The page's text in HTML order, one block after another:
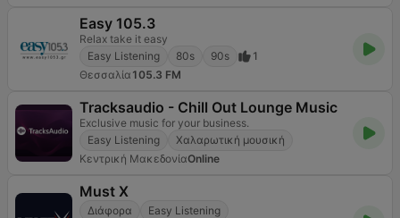
Easy 105.3
Relax take it easy
Easy Listening
80s 90s
1
Θεσσαλία 105.3 FM
Tracksaudio - Chill Out Lounge Music
Exclusive music for your business.
Easy Listening
Χαλαρωτική μουσική
Κεντρική ΜακεδονίαOnline
Must X
Διάφορα
Easy Listening